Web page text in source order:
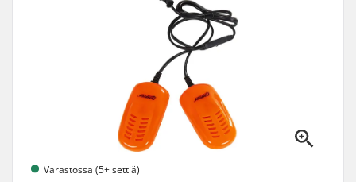
Varastossa (5+ settiä)